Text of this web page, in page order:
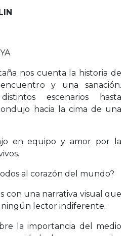
nos cuenta la historia de
y una sanación.
escenarios hasta
hacia la cima de una
en equipo y amor por la
al corazón del mundo?
con una narrativa visual que
lector indiferente.
la importancia del medio